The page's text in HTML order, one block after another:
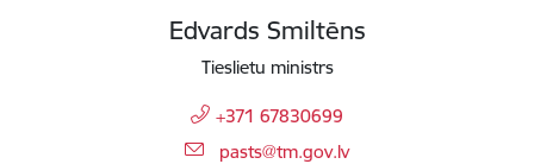
Edvards Smiltēns
Tieslietu ministrs
+371 67830699
E-pasts:
pasts@tm.gov.lv